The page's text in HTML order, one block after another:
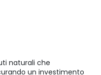
naturali che
un investimento